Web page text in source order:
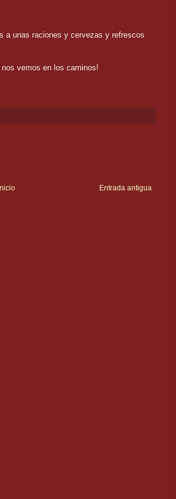
a unas raciones y cervezas y refrescos
vemos en los caminos!
Entrada antigua